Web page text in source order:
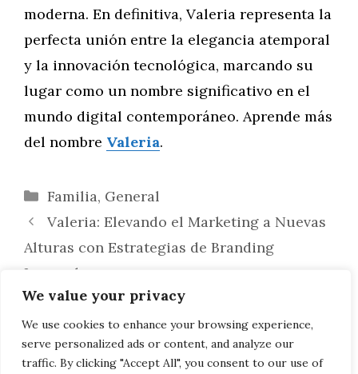
We value your privacy
We use cookies to enhance your browsing experience,
serve personalized ads or content, and analyze our
traffic. By clicking "Accept All", you consent to our use of
moderna. En definitiva, Valeria representa la
perfecta unión entre la elegancia atemporal
y la innovación tecnológica, marcando su
lugar como un nombre significativo en el
mundo digital contemporáneo. Aprende más
del nombre Valeria.
Categorías
Familia, General
Valeria: Elevando el Marketing a Nuevas
Alturas con Estrategias de Branding
Innovadoras
Valeria en la Era Digital: Un Análisis
Profundo de las Tendencias en Redes
Sociales